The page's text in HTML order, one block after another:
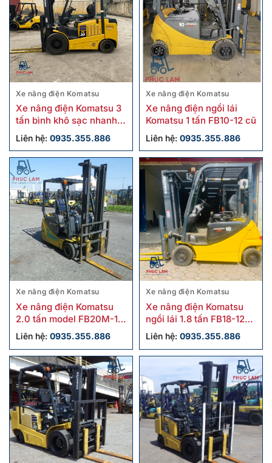
Xe nâng điện Komatsu
Xe nâng điện Komatsu 3
tấn bình khô sạc nhanh
FE30-1 cũ
Liên hệ: 0935.355.886
Xe nâng điện Komatsu
Xe nâng điện ngồi lái
Komatsu 1 tấn FB10-12 cũ
Liên hệ: 0935.355.886
Xe nâng điện Komatsu
Xe nâng điện Komatsu
2.0 tấn model FB20M-12
cũ
Liên hệ: 0935.355.886
Xe nâng điện Komatsu
Xe nâng điện Komatsu
ngồi lái 1.8 tấn FB18-12
cũ
Liên hệ: 0935.355.886